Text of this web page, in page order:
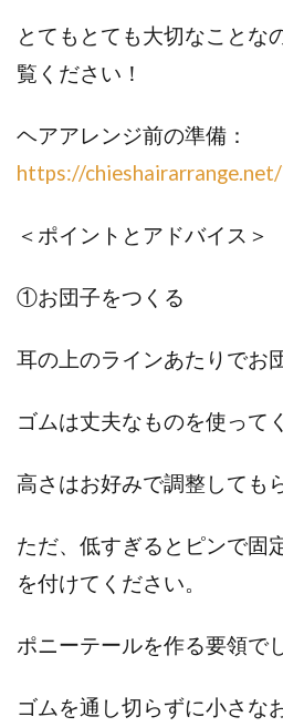
とてもとても大切なことな
覧ください！
ヘアアレンジ前の準備：
https://
＜ポイントとアドバイス＞
①お団子をつくる
耳の上のラインあたりでお
ゴムは丈夫なものを使って
高さはお好みで調整しても
ただ、低すぎるとピンで固
を付けてください。
ポニーテールを作る要領で
ゴムを通し切らずに小さな